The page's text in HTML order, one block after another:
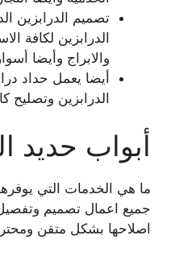
تصميم الدرابزين
الدرابزين لكافة
والابراج وأيضا
أيضا يعمل حداد
الدرابزين وتصليح
أبواب حديد
ما هي الخدمات التي
جميع اعمال تصميم وتفصيل
اصلاحها بشكل متقن